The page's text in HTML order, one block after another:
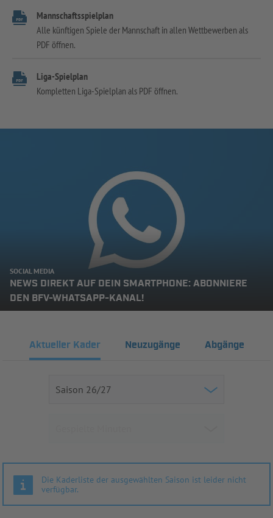
Mannschaftsspielplan
Alle künftigen Spiele der Mannschaft in allen Wettbewerben als
PDF öffnen.
Liga-Spielplan
Kompletten Liga-Spielplan als PDF öffnen.
SOCIAL MEDIA
NEWS DIREKT AUF DEIN SMARTPHONE: ABONNIERE
DEN BFV-WHATSAPP-KANAL!
Aktueller Kader Neuzugänge Abgänge
Die Kaderliste der ausgewählten Saison ist leider nicht
verfügbar.